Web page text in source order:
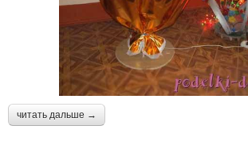
читать дальше →